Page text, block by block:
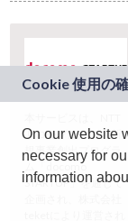
ドコモグループの新
規事業創出プログラ
ム「docomo
STARTUP」を通じて
On our website
necessary for
information